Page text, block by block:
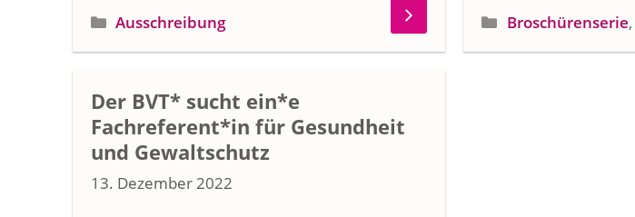
Kategorien
Ausschreibung Kategorien
Broschürenserie,
Der BVT* sucht ein*e
Fachreferent*in für Gesundheit
und Gewaltschutz
13. Dezember 2022